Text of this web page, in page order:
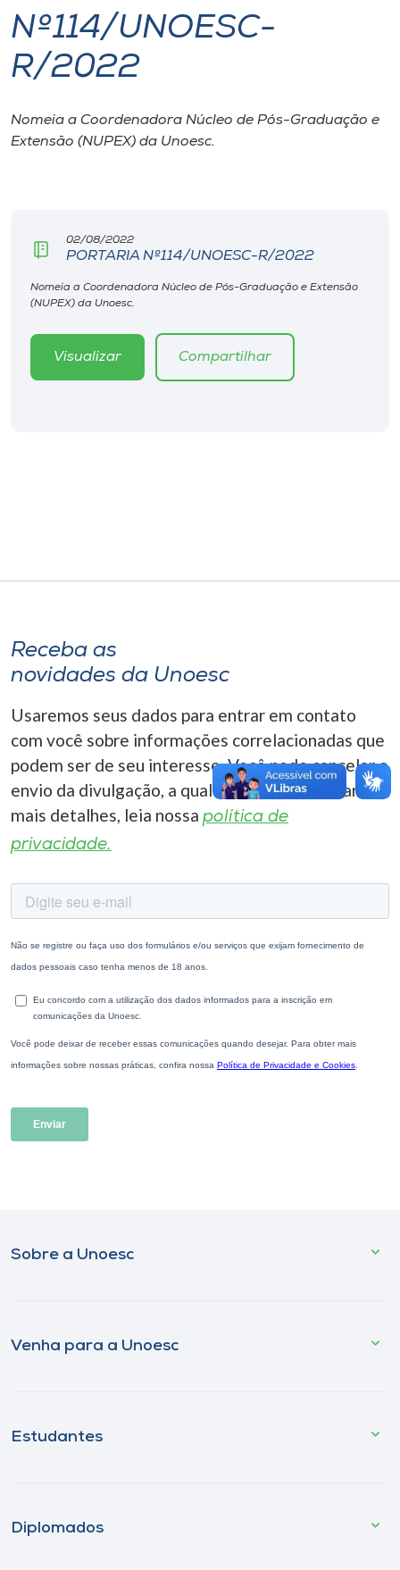
I.nova
Cultura
Biblioteca
Editora
Rádio
o idioma
A-
Nº114/UNOESC-
R/2022
Nomeia a Coordenadora Núcleo de Pós-Graduação e
Extensão (NUPEX) da Unoesc.
02/08/2022
PORTARIA Nº114/UNOESC-R/2022
Nomeia a Coordenadora Núcleo de Pós-Graduação e Extensão
(NUPEX) da Unoesc.
Visualizar Compartilhar
Receba as
novidades da Unoesc
Usaremos seus dados para entrar em contato
com você sobre informações correlacionadas que
podem ser de seu interesse. Você pode cancelar o
envio da divulgação, a qualquer momento. Para
mais detalhes, leia nossa política de
privacidade.
Sobre a Unoesc
Venha para a Unoesc
Estudantes
Diplomados